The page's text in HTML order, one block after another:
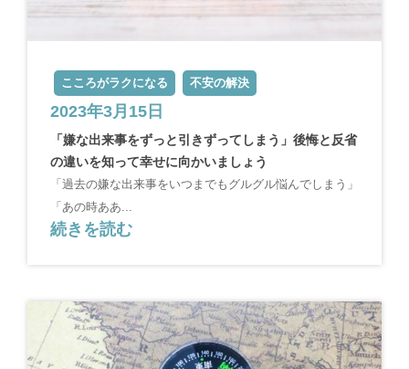
こころがラクになる 不安の解決
2023年3月15日
「嫌な出来事をずっと引きずってしまう」後悔と反省
の違いを知って幸せに向かいましょう
「過去の嫌な出来事をいつまでもグルグル悩んでしまう」
「あの時ああ...
続きを読む